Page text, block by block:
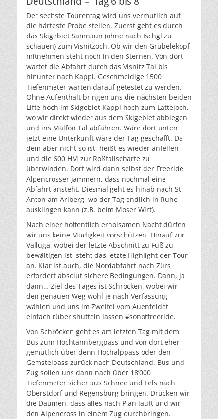
Der sechste Tourentag wird uns vermutlich auf
die härteste Probe stellen. Zuerst geht es durch
das Skigebiet Samnaun (ohne nach Ischgl zu
schauen) zum Visnitzoch. Ob wir den Grübelekopf
mitnehmen steht noch in den Sternen. Von dort
wartet die Abfahrt durch das Visnitz Tal bis
hinunter nach Kappl. Geschmeidige 1500
Tiefenmeter warten darauf getestet zu werden.
Ohne Aufenthalt bringen uns die nächsten beiden
Lifte hoch im Skigebiet Kappl hoch zum Lattejoch,
wo wir direkt wieder aus dem Skigebiet abbiegen
und ins Malfon Tal abfahren. Wäre dort unten
jetzt eine Unterkunft wäre der Tag geschafft. Da
dem aber nicht so ist, heißt es wieder anfellen
und die 600 HM zur Roßfallscharte zu
überwinden. Dort wird dann selbst der Freeride
Alpencrosser jammern, dass nochmal eine
Abfahrt ansteht. Diesmal geht es hinab nach St.
Anton am Arlberg, wo der Tag endlich in Ruhe
ausklingen kann (z.B. beim Moser Wirt).
Nach einer hoffentlich erholsamen Nacht dürfen
wir uns keine Müdigkeit vorschützen. Hinauf zur
Valluga, wobei der letzte Abschnitt zu Fuß zu
bewältigen ist, steht das letzte Highlight der Tour
an. Klar ist auch, die Nordabfahrt nach Zürs
erfordert absolut sichere Bedingungen. Dann, ja
dann… Ziel des Tages ist Schröcken, wobei wir
den genauen Weg wohl je nach Verfassung
wählen und uns im Zweifel vom Auenfeldet
einfach rüber shutteln lassen #sonotfreeride.
Von Schröcken geht es am letzten Tag mit dem
Bus zum Hochtannbergpass und von dort eher
gemütlich über denn Hochalppass oder den
Gemstelpass zurück nach Deutschland. Bus und
Zug sollen uns dann nach über 18’000
Tiefenmeter sicher aus Schnee und Fels nach
Oberstdorf und Regensburg bringen. Drücken wir
die Daumen, dass alles nach Plan läuft und wir
den Alpencross in einem Zug durchbringen.